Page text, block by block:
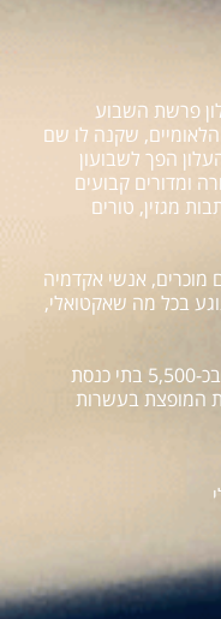
הוקם עלון פרשת השבוע
שקנה לו שם
הפך לשבועון
ומדורים קבועים
מגזין, טורים
מוכרים, אנשי אקדמיה
בכל מה שאקטואלי,
השבועון מופץ בעשרות אלפי עותקים בכ-5,500 בתי כנסת
המופצת בעשרות